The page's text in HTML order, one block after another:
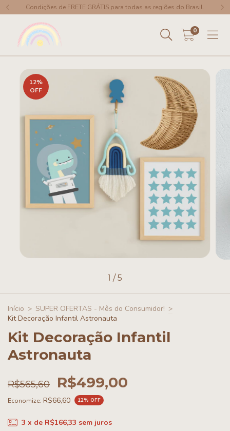
Condições de FRETE GRÁTIS para todas as regiões do Brasil.
0
12%
OFF
1 /5
Início > SUPER OFERTAS - Mês do Consumidor! >
Kit Decoração Infantil Astronauta
Kit Decoração Infantil
Astronauta
R$565,60 R$499,00
Economize: R$66,60 12% OFF
3 x de R$166,33 sem juros